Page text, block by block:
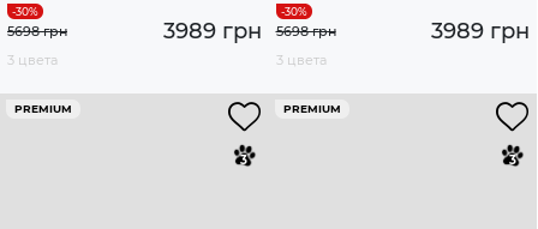
3989 грн
5698 грн
3 цвета
3989 грн
5698 грн
3 цвета
PREMIUM PREMIUM